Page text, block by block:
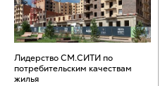
Лидерство СМ.СИТИ по
потребительским качествам
жилья